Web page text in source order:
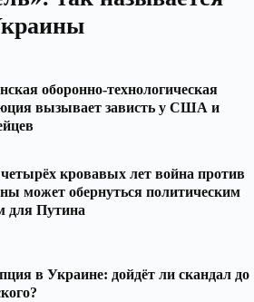
оборонно-технологическая
вызывает зависть у США и
кровавых лет война против
может обернуться политическим
для Путина
в Украине: дойдёт ли скандал до